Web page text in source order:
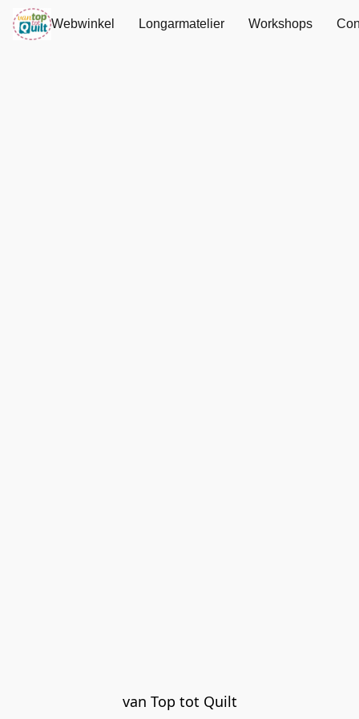
Webwinkel Longarmatelier Workshops
van Top tot Quilt